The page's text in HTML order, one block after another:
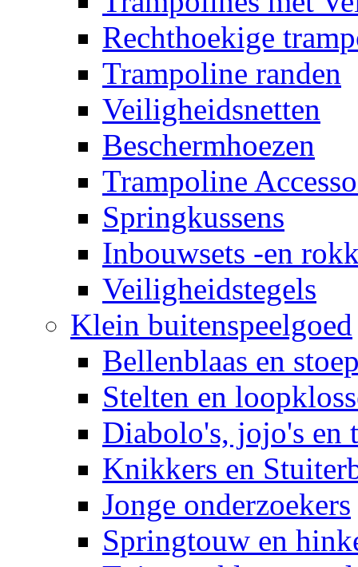
Rechthoekige
Trampoline randen
Veiligheidsnetten
Beschermhoezen
Trampoline
Springkussens
Inbouwsets -en
Veiligheidstegels
Klein buitenspeelgoed
Bellenblaas en
Stelten en
Diabolo's, jojo's en
Knikkers en
Jonge onderzoekers
Springtouw en